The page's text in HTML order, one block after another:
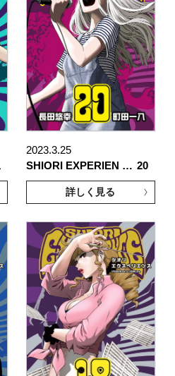
2023.3.25
SHIORI EXPERIEN … 20
詳しく見る